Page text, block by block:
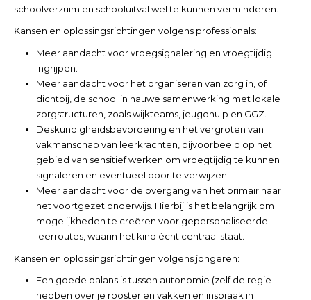
schoolverzuim en schooluitval wel te kunnen verminderen.
Kansen en oplossingsrichtingen volgens professionals:
Meer aandacht voor vroegsignalering en vroegtijdig
ingrijpen.
Meer aandacht voor het organiseren van zorg in, of
dichtbij, de school in nauwe samenwerking met lokale
zorgstructuren, zoals wijkteams, jeugdhulp en GGZ.
Deskundigheidsbevordering en het vergroten van
vakmanschap van leerkrachten, bijvoorbeeld op het
gebied van sensitief werken om vroegtijdig te kunnen
signaleren en eventueel door te verwijzen.
Meer aandacht voor de overgang van het primair naar
het voortgezet onderwijs. Hierbij is het belangrijk om
mogelijkheden te creëren voor gepersonaliseerde
leerroutes, waarin het kind écht centraal staat.
Kansen en oplossingsrichtingen volgens jongeren:
Een goede balans is tussen autonomie (zelf de regie
hebben over je rooster en vakken en inspraak in